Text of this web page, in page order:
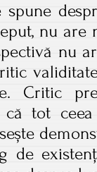
nu are
nu
Critic
că tot
de